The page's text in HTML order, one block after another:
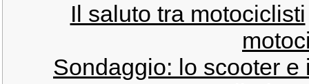
Il saluto tra motociclisti
Sondaggio: lo scooter